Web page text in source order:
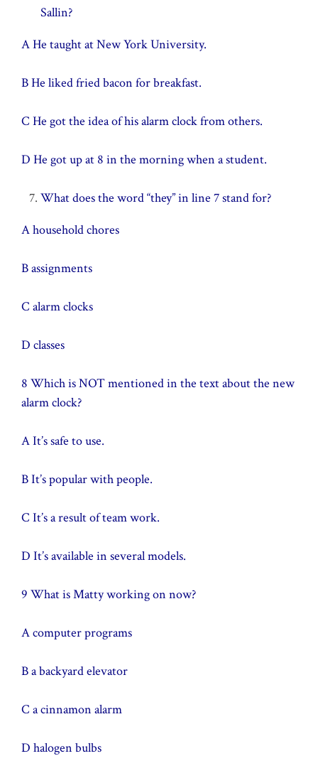
Sallin?
A He taught at New York University.
B He liked fried bacon for breakfast.
C He got the idea of his alarm clock from others.
D He got up at 8 in the morning when a student.
What does the word “they” in line 7 stand for?
A household chores
B assignments
C alarm clocks
D classes
8 Which is NOT mentioned in the text about the new
alarm clock?
A It’s safe to use.
B It’s popular with people.
C It’s a result of team work.
D It’s available in several models.
9 What is Matty working on now?
A computer programs
B a backyard elevator
C a cinnamon alarm
D halogen bulbs